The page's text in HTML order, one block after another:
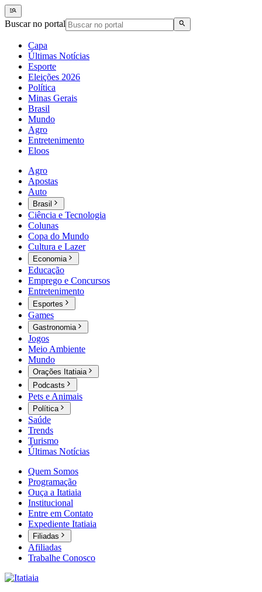
Buscar no portal
Capa
Últimas Notícias
Esporte
Eleições 2026
Política
Minas Gerais
Brasil
Mundo
Agro
Entretenimento
Eloos
Agro
Apostas
Auto
Brasil
Ciência e Tecnologia
Colunas
Copa do Mundo
Cultura e Lazer
Economia
Educação
Emprego e Concursos
Entretenimento
Esportes
Games
Gastronomia
Jogos
Meio Ambiente
Mundo
Orações Itatiaia
Podcasts
Pets e Animais
Política
Saúde
Trends
Turismo
Últimas Notícias
Quem Somos
Programação
Ouça a Itatiaia
Institucional
Entre em Contato
Expediente Itatiaia
Filiadas
Afiliadas
Trabalhe Conosco